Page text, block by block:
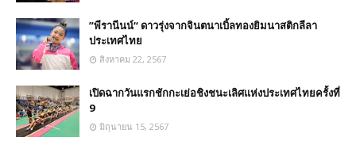
”พีรานีนน์“​ ดาวรุ่งจากจินตนาเบิ้ลทองยิมนาสติกลีลา
ประเทศไทย
สิงหาคม 22, 2567
เปิดฉากวันแรกชักกะเย่อชิงชนะเลิศแห่งประเทศไทยครั้งที่
9
มิถุนายน 15, 2567